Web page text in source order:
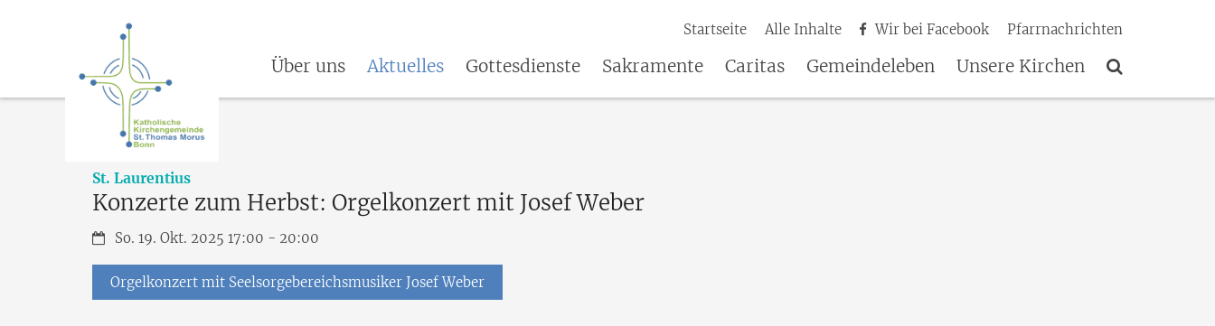
Startseite Alle Inhalte Wir bei Facebook Pfarrnachrichten
Über uns Aktuelles Gottesdienste Sakramente Caritas Gemeindeleben Unsere Kirchen
St. Laurentius:
Konzerte zum Herbst: Orgelkonzert mit Josef Weber
Datum:So. 19. Okt. 2025 17:00 - 20:00
Orgelkonzert mit Seelsorgebereichsmusiker Josef Weber